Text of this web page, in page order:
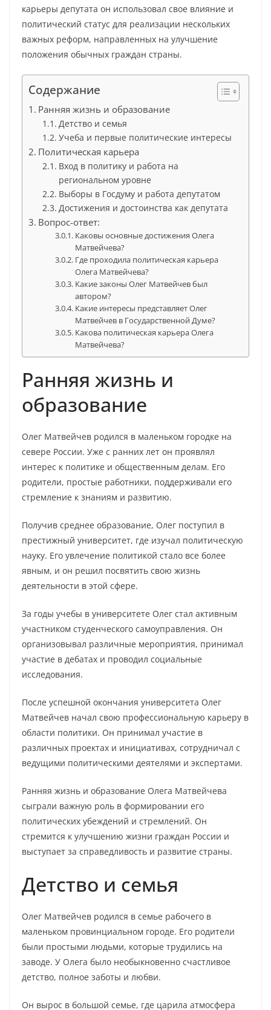
карьеры депутата он использовал свое влияние и
политический статус для реализации нескольких
важных реформ, направленных на улучшение
положения обычных граждан страны.
Содержание
Ранняя жизнь и образование
Детство и семья
Учеба и первые политические интересы
Политическая карьера
Вход в политику и работа на
региональном уровне
Выборы в Госдуму и работа депутатом
Достижения и достоинства как депутата
Вопрос-ответ:
Каковы основные достижения Олега
Матвейчева?
Где проходила политическая карьера
Олега Матвейчева?
Какие законы Олег Матвейчев был
автором?
Какие интересы представляет Олег
Матвейчев в Государственной Думе?
Какова политическая карьера Олега
Матвейчева?
Ранняя жизнь и
образование
Олег Матвейчев родился в маленьком городке на
севере России. Уже с ранних лет он проявлял
интерес к политике и общественным делам. Его
родители, простые работники, поддерживали его
стремление к знаниям и развитию.
Получив среднее образование, Олег поступил в
престижный университет, где изучал политическую
науку. Его увлечение политикой стало все более
явным, и он решил посвятить свою жизнь
деятельности в этой сфере.
За годы учебы в университете Олег стал активным
участником студенческого самоуправления. Он
организовывал различные мероприятия, принимал
участие в дебатах и проводил социальные
исследования.
После успешной окончания университета Олег
Матвейчев начал свою профессиональную карьеру в
области политики. Он принимал участие в
различных проектах и инициативах, сотрудничал с
ведущими политическими деятелями и экспертами.
Ранняя жизнь и образование Олега Матвейчева
сыграли важную роль в формировании его
политических убеждений и стремлений. Он
стремится к улучшению жизни граждан России и
выступает за справедливость и развитие страны.
Детство и семья
Олег Матвейчев родился в семье рабочего в
маленьком провинциальном городе. Его родители
были простыми людьми, которые трудились на
заводе. У Олега было необыкновенно счастливое
детство, полное заботы и любви.
Он вырос в большой семье, где царила атмосфера